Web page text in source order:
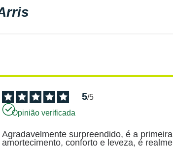
5/5
Opinião verificada
Agradavelmente surpreendido, é a
amortecimento, conforto e leveza, é